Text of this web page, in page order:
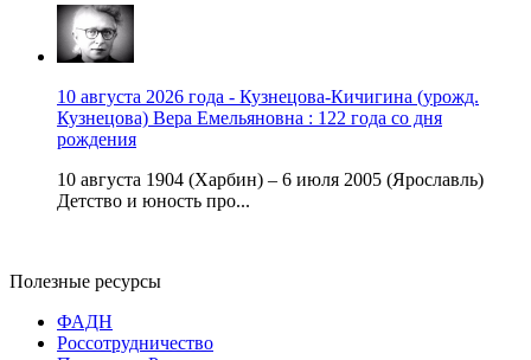
10 августа 2026 года - Кузнецова-Кичигина (урожд.
Кузнецова) Вера Емельяновна : 122 года со дня
рождения
10 августа 1904 (Харбин) – 6 июля 2005 (Ярославль)
Детство и юность про...
Полезные ресурсы
ФАДН
Россотрудничество